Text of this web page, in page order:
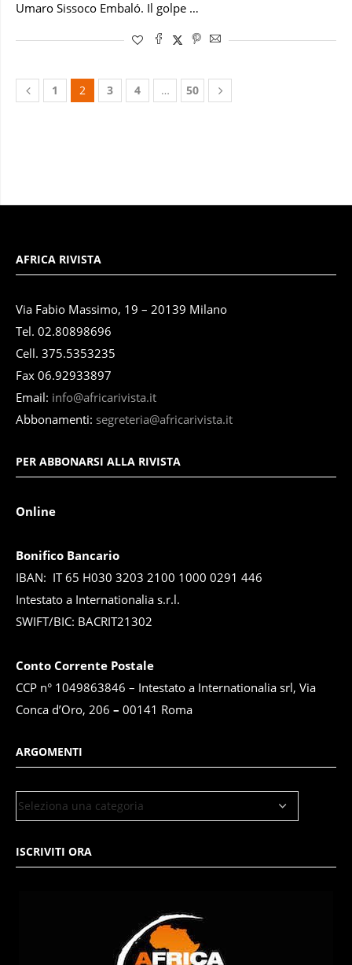
Umaro Sissoco Embaló. Il golpe …
1 2 3 4 … 50
AFRICA RIVISTA
Via Fabio Massimo, 19 – 20139 Milano
Tel. 02.80898696
Cell. 375.5353235
Fax 06.92933897
Email: info@africarivista.it
Abbonamenti: segreteria@africarivista.it
PER ABBONARSI ALLA RIVISTA
Online
Bonifico Bancario
IBAN: IT 65 H030 3203 2100 1000 0291 446
Intestato a Internationalia s.r.l.
SWIFT/BIC: BACRIT21302
Conto Corrente Postale
CCP n° 1049863846 – Intestato a Internationalia srl, Via
Conca d’Oro, 206 – 00141 Roma
ARGOMENTI
ISCRIVITI ORA